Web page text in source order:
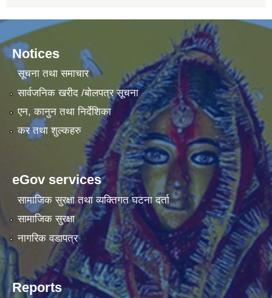
Notices
सूचना तथा समाचार
सार्वजनिक खरीद /बोलपत्र सूचना
एन, कानुन तथा निर्देशिका
कर तथा शुल्कहरु
eGov services
सामाजिक सुरक्षा तथा व्यक्तिगत घटना दर्ता
सामाजिक सुरक्षा
नागरिक वडापत्र
Reports